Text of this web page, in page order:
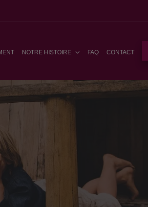
NOTRE HISTOIRE FAQ CONTACT